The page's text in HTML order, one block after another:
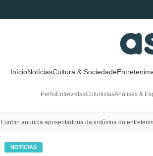
InícioNotíciasCultura & Sociedade
PerfisEntrevistasColunistasAnálises &
Eunbin anuncia aposentadoria da indústria do
NOTÍCIAS